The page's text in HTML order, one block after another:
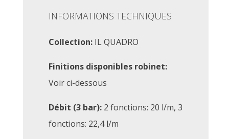
INFORMATIONS TECHNIQUES
Collection: IL QUADRO
Finitions disponibles robinet:
Voir ci-dessous
Débit (3 bar): 2 fonctions: 20 l/m, 3
fonctions: 22,4 l/m